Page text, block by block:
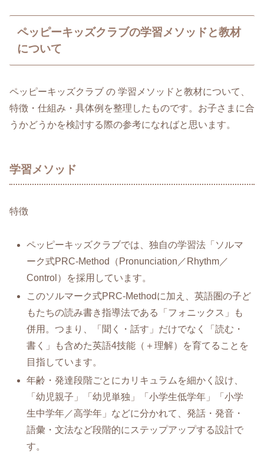
ペッピーキッズクラブの学習メソッドと教材
について
ペッピーキッズクラブ の 学習メソッドと教材について、
特徴・仕組み・具体例を整理したものです。お子さまに合
うかどうかを検討する際の参考になればと思います。
学習メソッド
特徴
ペッピーキッズクラブでは、独自の学習法「ソルマ
ーク式PRC‑Method（Pronunciation／Rhythm／
Control）を採用しています。
このソルマーク式PRC‑Methodに加え、英語圏の子ど
もたちの読み書き指導法である「フォニックス」も
併用。つまり、「聞く・話す」だけでなく「読む・
書く」も含めた英語4技能（＋理解）を育てることを
目指しています。
年齢・発達段階ごとにカリキュラムを細かく設け、
「幼児親子」「幼児単独」「小学生低学年」「小学
生中学年／高学年」などに分かれて、発話・発音・
語彙・文法など段階的にステップアップする設計で
す。